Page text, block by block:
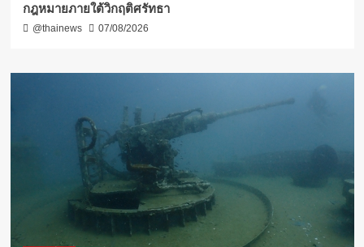
กฎหมายภายใต้วิกฤติศรัทธา
@thainews 07/08/2026